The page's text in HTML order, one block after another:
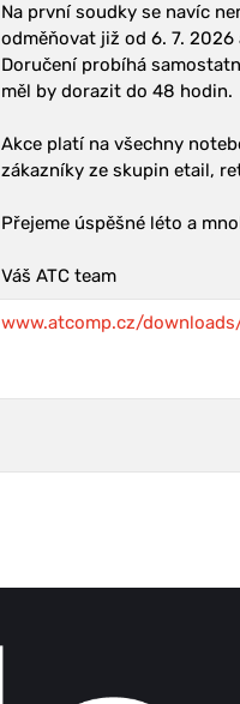
Na první soudky se navíc
odměňovat již od 6. 7.
Doručení probíhá
měl by dorazit do 48 hodin.
Akce platí na všechny
zákazníky ze skupin etail,
Přejeme úspěšné léto a
Váš ATC team
www.atcomp.cz/